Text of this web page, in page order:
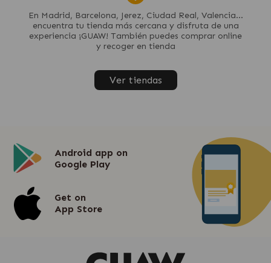
En Madrid, Barcelona, Jerez, Ciudad Real, Valencia...
encuentra tu tienda más cercana y disfruta de una
experiencia ¡GUAW! También puedes comprar online
y recoger en tienda
Ver tiendas
Android app on
Google Play
Get on
App Store